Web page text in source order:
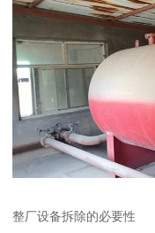
整厂设备拆除的必要性